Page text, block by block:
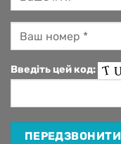
Введіть цей код: